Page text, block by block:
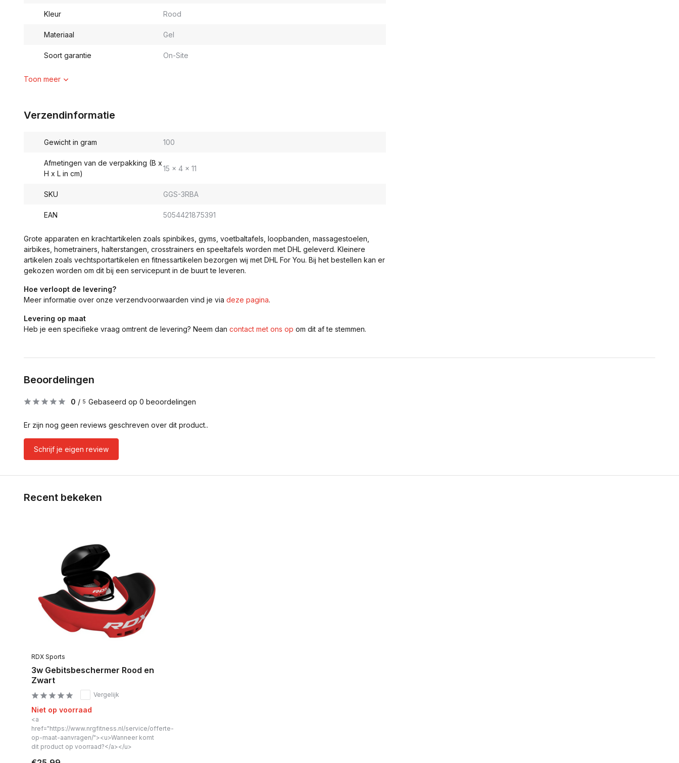
Kleur Rood
Materiaal Gel
Soort garantie On-Site
Toon meer
Verzendinformatie
Gewicht in gram 100
Afmetingen van de verpakking (B x
H x L in cm)
15 x 4 x 11
SKU GGS-3RBA
EAN 5054421875391
Grote apparaten en krachtartikelen zoals spinbikes, gyms, voetbaltafels, loopbanden, massagestoelen,
airbikes, hometrainers, halterstangen, crosstrainers en speeltafels worden met DHL geleverd. Kleinere
artikelen zoals vechtsportartikelen en fitnessartikelen bezorgen wij met DHL For You. Bij het bestellen kan er
gekozen worden om dit bij een servicepunt in de buurt te leveren.
Hoe verloopt de levering?
Meer informatie over onze verzendvoorwaarden vind je via deze pagina.
Levering op maat
Heb je een specifieke vraag omtrent de levering? Neem dan contact met ons op om dit af te stemmen.
Beoordelingen
0 / 5 Gebaseerd op 0 beoordelingen
Er zijn nog geen reviews geschreven over dit product..
Schrijf je eigen review
Recent bekeken
RDX Sports
3w Gebitsbeschermer Rood en
Zwart
Vergelijk
Niet op voorraad
<a
href="https://www.nrgfitness.nl/service/offerte-
op-maat-aanvragen/"><u>Wanneer komt
dit product op voorraad?</a></u>